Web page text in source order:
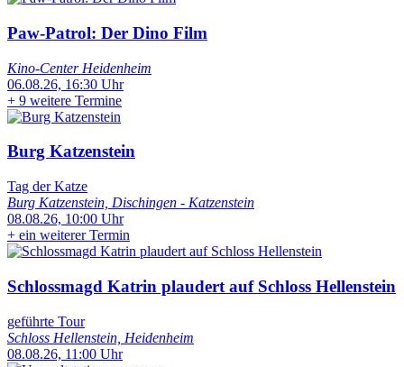
Paw-Patrol: Der Dino Film
Kino-Center Heidenheim
06.08.26, 16:30 Uhr
+ 9 weitere Termine
Burg Katzenstein
Tag der Katze
Burg Katzenstein, Dischingen - Katzenstein
08.08.26, 10:00 Uhr
+ ein weiterer Termin
Schlossmagd Katrin plaudert auf Schloss Hellenstein
geführte Tour
Schloss Hellenstein, Heidenheim
08.08.26, 11:00 Uhr